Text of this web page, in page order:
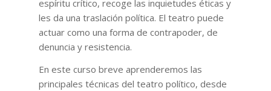
espíritu crítico, recoge las inquietudes éticas y
les da una traslación política. El teatro puede
actuar como una forma de contrapoder, de
denuncia y resistencia.
En este curso breve aprenderemos las
principales técnicas del teatro político, desde